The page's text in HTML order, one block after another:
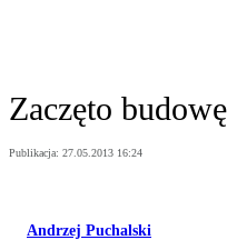
Zaczęto
Publikacja: 27.05.2013 16:24
Andrzej Puchalski